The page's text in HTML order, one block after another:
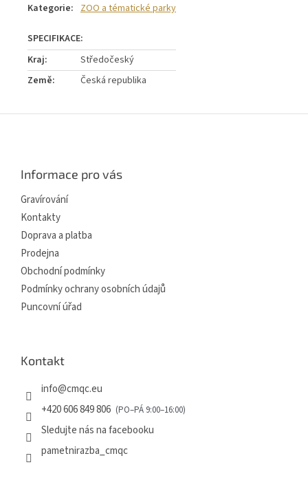
Kategorie: ZOO a tématické parky
Kraj:
Středočeský
Země: Česká republika
Informace pro vás
Gravírování
Kontakty
Doprava a platba
Prodejna
Obchodní podmínky
Podmínky ochrany osobních údajů
Puncovní úřad
Kontakt
info@cmqc.eu
+420 606 849 806
Sledujte nás na facebooku
pametnirazba_cmqc